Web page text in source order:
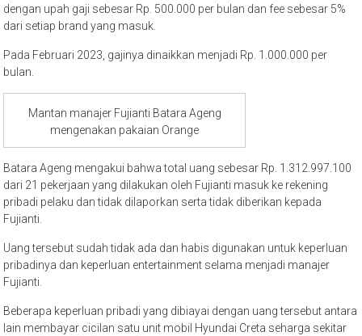
dengan upah gaji sebesar Rp. 500.000 per bulan dan fee sebesar 5%
dari setiap brand yang masuk.
Pada Februari 2023, gajinya dinaikkan menjadi Rp. 1.000.000 per
bulan.
Mantan manajer Fujianti Batara Ageng
mengenakan pakaian Orange
Batara Ageng mengakui bahwa total uang sebesar Rp. 1.312.997.100
dari 21 pekerjaan yang dilakukan oleh Fujianti masuk ke rekening
pribadi pelaku dan tidak dilaporkan serta tidak diberikan kepada
Fujianti.
Uang tersebut sudah tidak ada dan habis digunakan untuk keperluan
pribadinya dan keperluan entertainment selama menjadi manajer
Fujianti.
Beberapa keperluan pribadi yang dibiayai dengan uang tersebut antara
lain membayar cicilan satu unit mobil Hyundai Creta seharga sekitar